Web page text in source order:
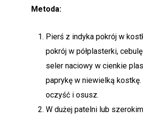
Metoda:
Pierś z indyka pokrój w
pokrój w półplasterki,
seler naciowy w cienkie
paprykę w niewielką
oczyść i osusz.
W dużej patelni lub